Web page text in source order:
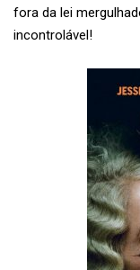
fora da lei
incontrolável!